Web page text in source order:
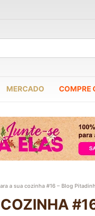
MERCADO COMPRE
a sua cozinha #16 – Blog